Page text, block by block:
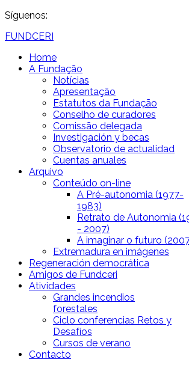
Síguenos:
FUNDCERI
Home
A Fundação
Notícias
Apresentação
Estatutos da Fundação
Conselho de curadores
Comissão delegada
Investigación y becas
Observatorio de actualidad
Cuentas anuales
Arquivo
Conteúdo on-line
A Pré-autonomia (1977-
1983)
Retrato de Autonomia
- 2007)
A imaginar o futuro (2007
Extremadura en imágenes
Regeneración democrática
Amigos de Fundceri
Atividades
Grandes incendios
forestales
Ciclo conferencias Retos y
Desafíos
Cursos de verano
Contacto